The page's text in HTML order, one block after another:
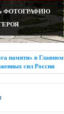
ФОТОГРАФИЮ
памяти» в Главном
сил России